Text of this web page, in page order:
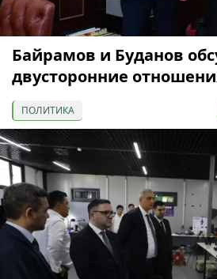
Байрамов и Буданов
двусторонние
ПОЛИТИКА